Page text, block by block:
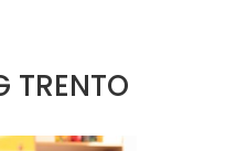
TRENTO